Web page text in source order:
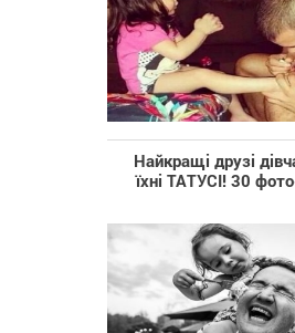
Найкращі друзі
їхні ТАТУСІ! 30